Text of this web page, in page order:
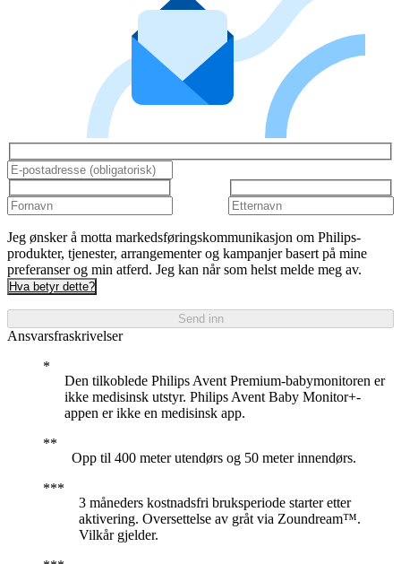
Jeg ønsker å motta markedsføringskommunikasjon om Philips-
produkter, tjenester, arrangementer og kampanjer basert på mine
preferanser og min atferd. Jeg kan når som helst melde meg av.
Hva betyr dette?
Send inn
Ansvarsfraskrivelser
Den tilkoblede Philips Avent Premium-babymonitoren er
ikke medisinsk utstyr. Philips Avent Baby Monitor+-
appen er ikke en medisinsk app.
Opp til 400 meter utendørs og 50 meter innendørs.
3 måneders kostnadsfri bruksperiode starter etter
aktivering. Oversettelse av gråt via Zoundream™.
Vilkår gjelder.